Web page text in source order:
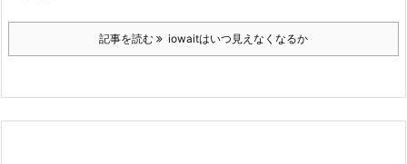
記事を読む iowaitはいつ見えなくなるか